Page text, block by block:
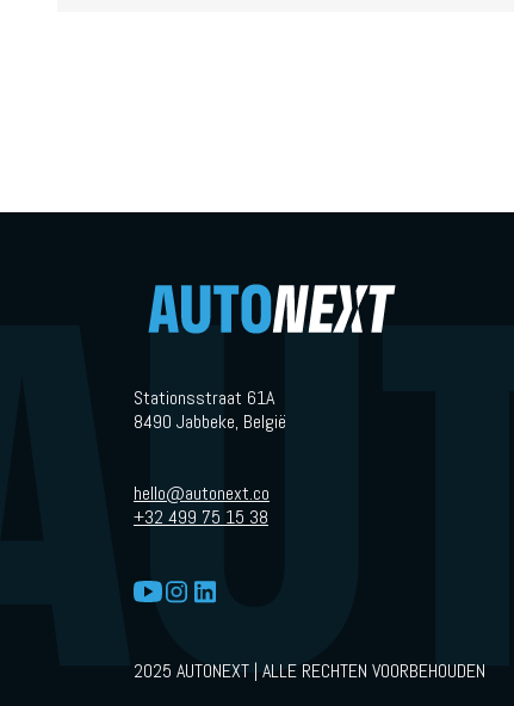
Stationsstraat 61A
8490 Jabbeke, België
hello@autonext.co
+32 499 75 15 38
2025 AUTONEXT | ALLE RECHTEN VOORBEHOUDEN